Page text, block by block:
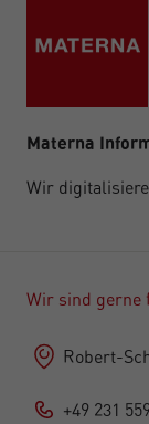
Materna
Wir
Wir sind gerne
Robert-
+49 231